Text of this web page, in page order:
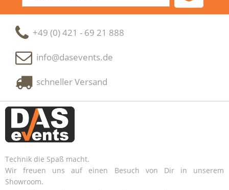
+49 (0) 421 - 69 21 888
info@dasevents.de
schneller Versand
Technik die Spaß macht.
Wir freuen uns auf einen Besuch von Dir in unserem
Showroom.